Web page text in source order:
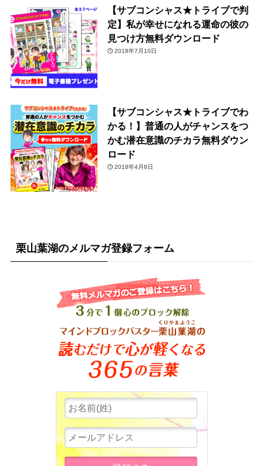
【サブコンシャス★トライブで判
定】私が幸せになれる運命の彼の
見つけ方無料ダウンロード
2018年7月10日
【サブコンシャス★トライブでわ
かる！】普通の人がチャンスをつ
かむ潜在意識のチカラ無料ダウン
ロード
2018年4月8日
栗山葉湖のメルマガ登録フォーム